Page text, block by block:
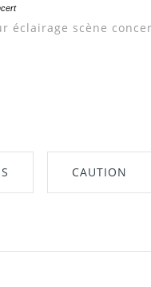
éclairage scène
CAUTION